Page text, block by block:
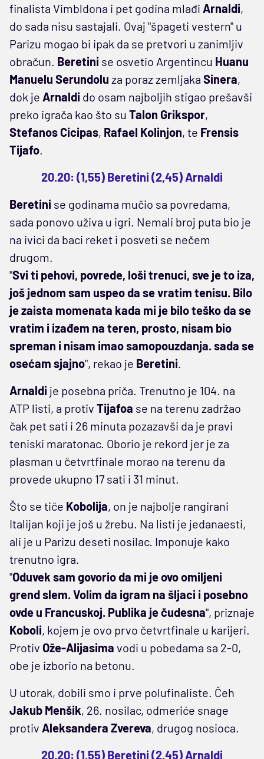
finalista Vimbldona i pet godina mlađi Arnaldi,
do sada nisu sastajali. Ovaj "špageti vestern" u
Parizu mogao bi ipak da se pretvori u zanimljiv
obračun. Beretini se osvetio Argentincu Huanu
Manuelu Serundolu za poraz zemljaka Sinera,
dok je Arnaldi do osam najboljih stigao prešavši
preko igrača kao što su Talon Grikspor,
Stefanos Cicipas, Rafael Kolinjon, te Frensis
Tijafo.
20.20: (1,55) Beretini (2,45) Arnaldi
Beretini se godinama mučio sa povredama,
sada ponovo uživa u igri. Nemali broj puta bio je
na ivici da baci reket i posveti se nečem
drugom.
"Svi ti pehovi, povrede, loši trenuci, sve je to iza,
još jednom sam uspeo da se vratim tenisu. Bilo
je zaista momenata kada mi je bilo teško da se
vratim i izađem na teren, prosto, nisam bio
spreman i nisam imao samopouzdanja. sada se
osećam sjajno", rekao je Beretini.
Arnaldi je posebna priča. Trenutno je 104. na
ATP listi, a protiv Tijafoa se na terenu zadržao
čak pet sati i 26 minuta pozazavši da je pravi
teniski maratonac. Oborio je rekord jer je za
plasman u četvrtfinale morao na terenu da
provede ukupno 17 sati i 31 minut.
Što se tiče Kobolija, on je najbolje rangirani
Italijan koji je još u žrebu. Na listi je jedanaesti,
ali je u Parizu deseti nosilac. Imponuje kako
trenutno igra.
"Oduvek sam govorio da mi je ovo omiljeni
grend slem. Volim da igram na šljaci i posebno
ovde u Francuskoj. Publika je čudesna", priznaje
Koboli, kojem je ovo prvo četvrtfinale u karijeri.
Protiv Ože-Alijasima vodi u pobedama sa 2-0,
obe je izborio na betonu.
U utorak, dobili smo i prve polufinaliste. Čeh
Jakub Menšik, 26. nosilac, odmeriće snage
protiv Aleksandera Zvereva, drugog nosioca.
20.20: (1,55) Beretini (2,45) Arnaldi